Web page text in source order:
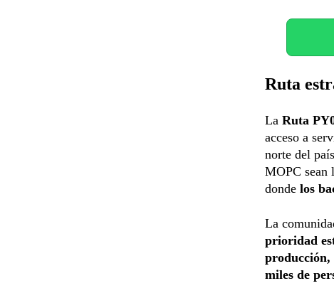
Ruta
La Ruta
acceso a
norte del
MOPC sean
donde los
La
prioridad
producción,
miles de